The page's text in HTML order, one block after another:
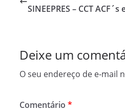
k
r
SINEEPRES – CCT ACF´s
Deixe um
O seu endereço de e-mail
Comentário *